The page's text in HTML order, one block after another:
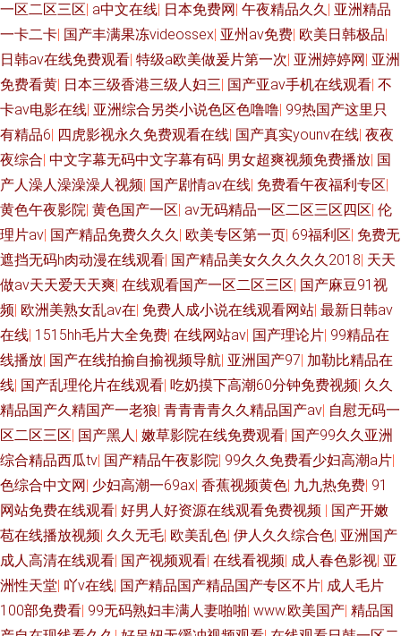
一区二区三区| a中文在线| 日本免费网| 午夜精品久久| 亚洲精品
一卡二卡| 国产丰满果冻videossex| 亚州av免费| 欧美日韩极品|
日韩av在线免费观看| 特级a欧美做爰片第一次| 亚洲婷婷网| 亚洲
免费看黄| 日本三级香港三级人妇三| 国产亚av手机在线观看| 不
卡av电影在线| 亚洲综合另类小说色区色噜噜| 99热国产这里只
有精品6| 四虎影视永久免费观看在线| 国产真实younv在线| 夜夜
夜综合| 中文字幕无码中文字幕有码| 男女超爽视频免费播放| 国
产人澡人澡澡澡人视频| 国产剧情av在线| 免费看午夜福利专区|
黄色午夜影院| 黄色国产一区| av无码精品一区二区三区四区| 伦
理片av| 国产精品免费久久久| 欧美专区第一页| 69福利区| 免费无
遮挡无码h肉动漫在线观看| 国产精品美女久久久久久2018| 天天
做av天天爱天天爽| 在线观看国产一区二区三区| 国产麻豆91视
频| 欧洲美熟女乱av在| 免费人成小说在线观看网站| 最新日韩av
在线| 1515hh毛片大全免费| 在线网站av| 国产理论片| 99精品在
线播放| 国产在线拍揄自揄视频导航| 亚洲国产97| 加勒比精品在
线| 国产乱理伦片在线观看| 吃奶摸下高潮60分钟免费视频| 久久
精品国产久精国产一老狼| 青青青青久久精品国产av| 自慰无码一
区二区三区| 国产黑人| 嫩草影院在线免费观看| 国产99久久亚洲
综合精品西瓜tv| 国产精品午夜影院| 99久久免费看少妇高潮a片|
色综合中文网| 少妇高潮一69aⅹ| 香蕉视频黄色| 九九热免费| 91
网站免费在线观看| 好男人好资源在线观看免费视频 | 国产开嫩
苞在线播放视频| 久久无毛| 欧美乱色| 伊人久久综合色| 亚洲国产
成人高清在线观看| 国产视频观看| 在线看视频| 成人春色影视| 亚
洲性天堂| 吖v在线| 国产精品国产精品国产专区不片| 成人毛片
100部免费看| 99无码熟妇丰满人妻啪啪| www.欧美国产| 精品国